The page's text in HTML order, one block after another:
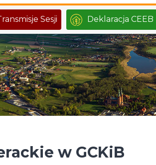
Sesji Deklaracja CEEB
w GCKiB